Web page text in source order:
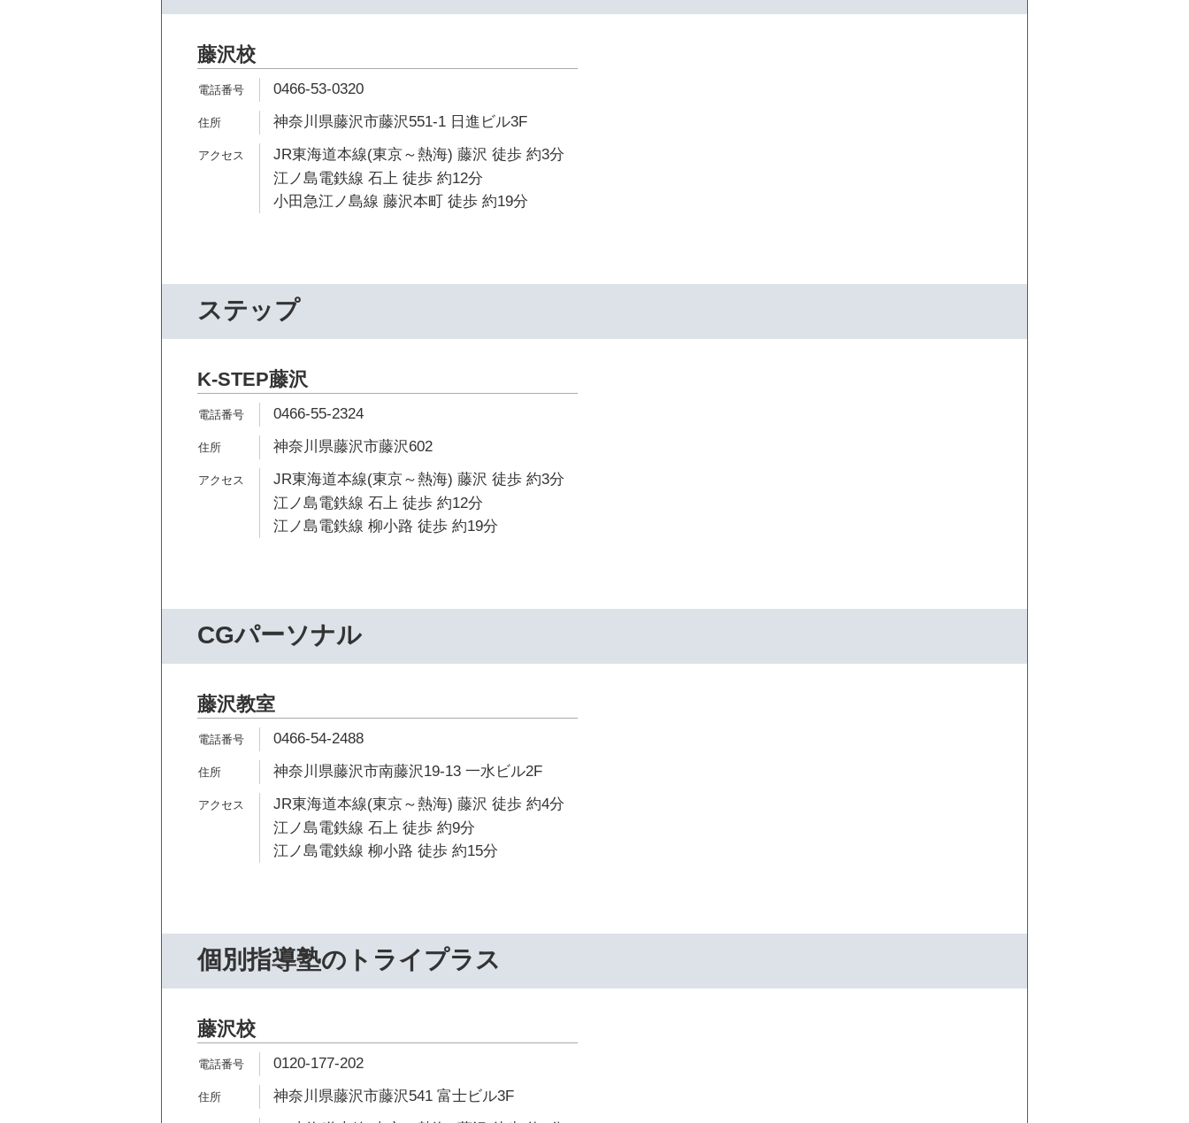
藤沢校
0466-53-0320
神奈川県藤沢市藤沢551-1 日進ビル3F
JR東海道本線(東京～熱海) 藤沢 徒歩 約3分
江ノ島電鉄線 石上 徒歩 約12分
小田急江ノ島線 藤沢本町 徒歩 約19分
ステップ
K-STEP藤沢
0466-55-2324
神奈川県藤沢市藤沢602
JR東海道本線(東京～熱海) 藤沢 徒歩 約3分
江ノ島電鉄線 石上 徒歩 約12分
江ノ島電鉄線 柳小路 徒歩 約19分
CGパーソナル
藤沢教室
0466-54-2488
神奈川県藤沢市南藤沢19-13 一水ビル2F
JR東海道本線(東京～熱海) 藤沢 徒歩 約4分
江ノ島電鉄線 石上 徒歩 約9分
江ノ島電鉄線 柳小路 徒歩 約15分
個別指導塾のトライプラス
藤沢校
0120-177-202
神奈川県藤沢市藤沢541 富士ビル3F